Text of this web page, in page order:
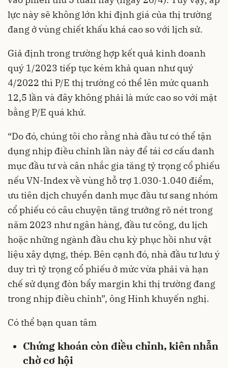
lực này sẽ không lớn khi định giá của thị trường
đang ở vùng chiết khấu khá cao so với lịch sử.
Giả định trong trường hợp kết quả kinh doanh
quý 1/2023 tiếp tục kém khả quan như quý
4/2022 thì P/E thị trường có thể lên mức quanh
12,5 lần và đây không phải là mức cao so với mặt
bằng P/E quá khứ.
“Do đó, chúng tôi cho rằng nhà đầu tư có thể tận
dụng nhịp điều chỉnh lần này để tái cơ cấu danh
mục đầu tư và cân nhắc gia tăng tỷ trọng cổ phiếu
nếu VN-Index về vùng hỗ trợ 1.030-1.040 điểm,
ưu tiên dịch chuyển danh mục đầu tư sang nhóm
cổ phiếu có câu chuyện tăng trưởng rõ nét trong
năm 2023 như ngân hàng, đầu tư công, du lịch
hoặc những ngành đầu chu kỳ phục hồi như vật
liệu xây dựng, thép. Bên cạnh đó, nhà đầu tư lưu ý
duy trì tỷ trọng cổ phiếu ở mức vừa phải và hạn
chế sử dụng đòn bẩy margin khi thị trường đang
trong nhịp điều chỉnh”, ông Hinh khuyến nghị.
Có thể bạn quan tâm
Chứng khoán còn điều chỉnh, kiên nhẫn
chờ cơ hội